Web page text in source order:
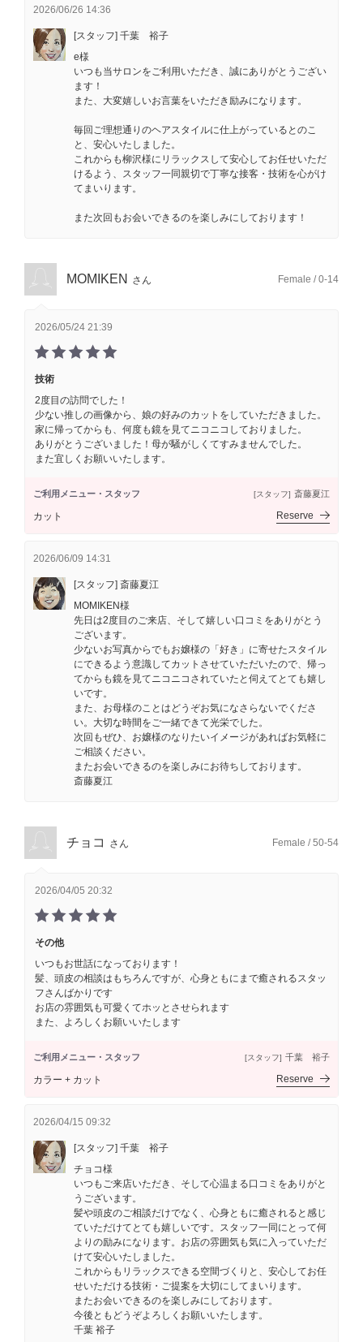
2026/06/26 14:36
[スタッフ] 千葉 裕子
e様
いつも当サロンをご利用いただき、誠にありがとうござい
ます！
また、大変嬉しいお言葉をいただき励みになります。
毎回ご理想通りのヘアスタイルに仕上がっているとのこ
と、安心いたしました。
これからも柳沢様にリラックスして安心してお任せいただ
けるよう、スタッフ一同親切で丁寧な接客・技術を心がけ
てまいります。
また次回もお会いできるのを楽しみにしております！
MOMIKEN さん Female / 0-14
2026/05/24 21:39
技術
2度目の訪問でした！
少ない推しの画像から、娘の好みのカットをしていただきました。
家に帰ってからも、何度も鏡を見てニコニコしておりました。
ありがとうございました！母が騒がしくてすみませんでした。
また宜しくお願いいたします。
ご利用メニュー・スタッフ [スタッフ] 斎藤夏江
カット Reserve
2026/06/09 14:31
[スタッフ] 斎藤夏江
MOMIKEN様
先日は2度目のご来店、そして嬉しい口コミをありがとう
ございます。
少ないお写真からでもお嬢様の「好き」に寄せたスタイル
にできるよう意識してカットさせていただいたので、帰っ
てからも鏡を見てニコニコされていたと伺えてとても嬉し
いです。
また、お母様のことはどうぞお気になさらないでくださ
い。大切な時間をご一緒できて光栄でした。
次回もぜひ、お嬢様のなりたいイメージがあればお気軽に
ご相談ください。
またお会いできるのを楽しみにお待ちしております。
斎藤夏江
チョコ さん Female / 50-54
2026/04/05 20:32
その他
いつもお世話になっております！
髪、頭皮の相談はもちろんですが、心身ともにまで癒されるスタッ
フさんばかりです
お店の雰囲気も可愛くてホッとさせられます
また、よろしくお願いいたします
ご利用メニュー・スタッフ [スタッフ] 千葉 裕子
カラー + カット Reserve
2026/04/15 09:32
[スタッフ] 千葉 裕子
チョコ様
いつもご来店いただき、そして心温まる口コミをありがと
うございます。
髪や頭皮のご相談だけでなく、心身ともに癒されると感じ
ていただけてとても嬉しいです。スタッフ一同にとって何
よりの励みになります。お店の雰囲気も気に入っていただ
けて安心いたしました。
これからもリラックスできる空間づくりと、安心してお任
せいただける技術・ご提案を大切にしてまいります。
またお会いできるのを楽しみにしております。
今後ともどうぞよろしくお願いいたします。
千葉 裕子